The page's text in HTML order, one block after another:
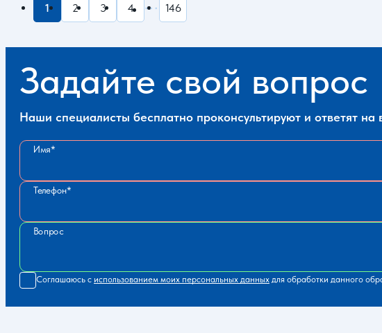
1 2 3 4 146
Задайте свой вопрос
Наши специалисты бесплатно проконсультируют и ответят на
Имя
Телефон
Вопрос
Соглашаюсь с использованием моих персональных данных для обработки данного